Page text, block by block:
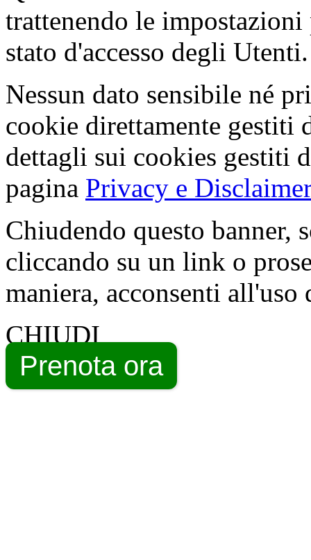
trattenendo le
stato d'accesso degli Utenti.
Nessun dato sensibile né
cookie direttamente gestiti
dettagli sui cookies gestiti
pagina Privacy e Disclaimer
Chiudendo questo banner,
cliccando su un link o
maniera, acconsenti all'uso
CHIUDI
Prenota ora